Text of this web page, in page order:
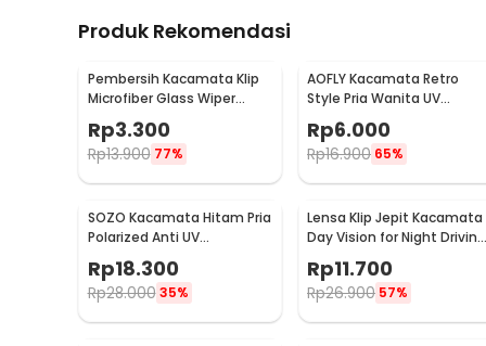
Produk Rekomendasi
Pembersih Kacamata Klip
Microfiber Glass Wiper
Cleaner Multifunction -
TVA45
Rp3.300
Rp13.900 77%
AOFLY Kacamata Retro
Style Pria Wanita UV
Protection Sunglassses -
1125
Rp6.000
Rp16.900 65%
SOZO Kacamata Hitam Pria
Polarized Anti UV
Sunglasses - 3403
Rp18.300
Rp28.000 35%
Lensa Klip Jepit Kacamata
Day Vision for Night Driving
Rp11.700
Rp26.900 57%